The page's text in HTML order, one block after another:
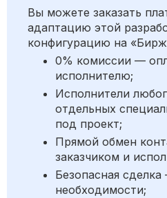
Вы можете заказать
адаптацию этой
конфигурацию на
0% комиссии —
исполнителю;
Исполнители
отдельных
под проект;
Прямой обмен
заказчиком и
Безопасная
необходимости;